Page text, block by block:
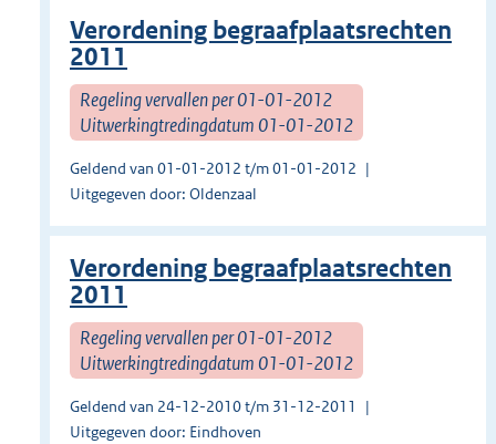
Verordening begraafplaatsrechten
2011
Regeling vervallen per 01-01-2012
Uitwerkingtredingdatum 01-01-2012
Geldend van 01-01-2012 t/m 01-01-2012
Uitgegeven door: Oldenzaal
Verordening begraafplaatsrechten
2011
Regeling vervallen per 01-01-2012
Uitwerkingtredingdatum 01-01-2012
Geldend van 24-12-2010 t/m 31-12-2011
Uitgegeven door: Eindhoven